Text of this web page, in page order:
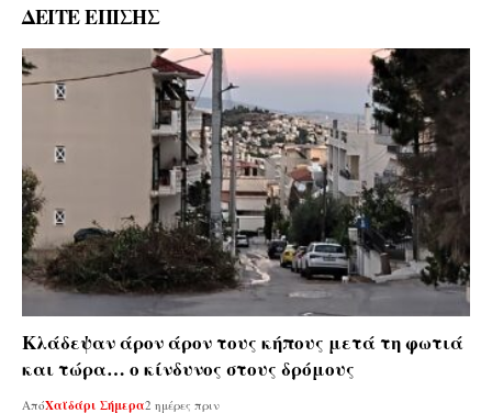
ΔΕΙΤΕ ΕΠΙΣΗΣ
Κλάδεψαν άρον άρον τους κήπους μετά τη φωτιά
και τώρα… ο κίνδυνος στους δρόμους
ΑπόΧαϊδάρι Σήμερα2 ημέρες πριν